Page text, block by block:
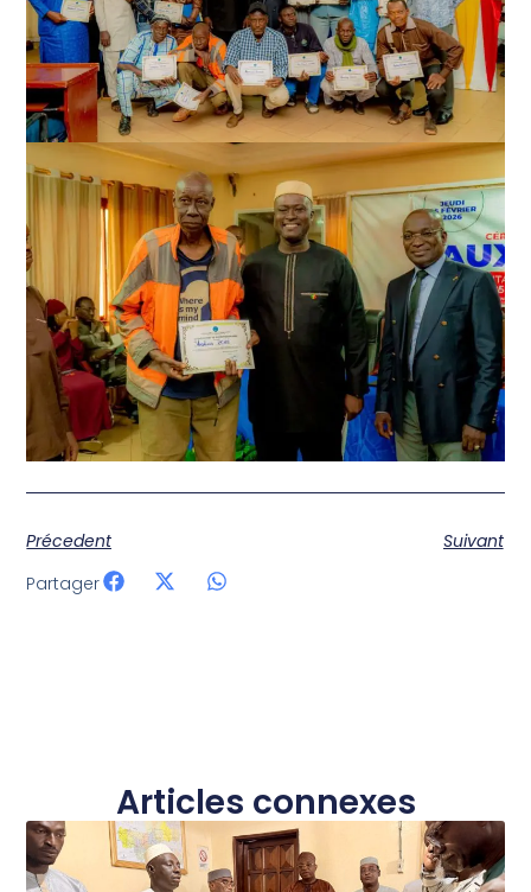
Précedent
Suivant
Partager
Articles connexes